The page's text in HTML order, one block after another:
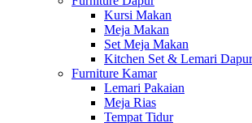
Kursi Makan
Meja Makan
Set Meja Makan
Kitchen Set & Lemari Dapur
Furniture Kamar
Lemari Pakaian
Meja Rias
Tempat Tidur